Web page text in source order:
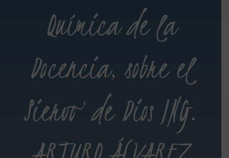
Química de la
Docencia, sobre el
Siervo de Dios ING.